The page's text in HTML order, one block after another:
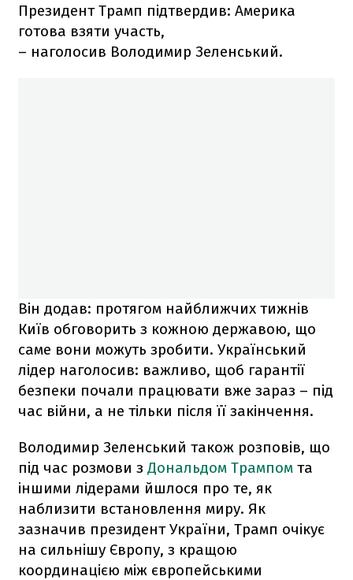
Президент Трамп підтвердив: Америка
готова взяти участь,
– наголосив Володимир Зеленський.
Він додав: протягом найближчих тижнів
Київ обговорить з кожною державою, що
саме вони можуть зробити. Український
лідер наголосив: важливо, щоб гарантії
безпеки почали працювати вже зараз – під
час війни, а не тільки після її закінчення.
Володимир Зеленський також розповів, що
під час розмови з Дональдом Трампом та
іншими лідерами йшлося про те, як
наблизити встановлення миру. Як
зазначив президент України, Трамп очікує
на сильнішу Європу, з кращою
координацією між європейськими